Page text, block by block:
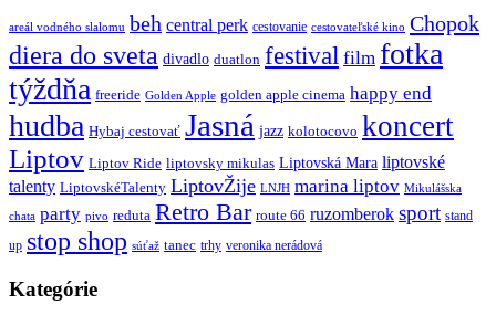
areál vodného slalomu beh central perk cestovanie cestovateľské kino Chopok
diera do sveta divadlo duatlon festival film fotka
týždňa freeride Golden Apple golden apple cinema happy end
hudba Hybaj cestovať Jasná jazz kolotocovo koncert
Liptov Liptov Ride liptovsky mikulas Liptovská Mara liptovské
talenty LiptovskéTalenty LiptovŽije LNJH marina liptov Mikulášska
chata party pivo reduta Retro Bar route 66 ruzomberok sport stand
up stop shop súťaž tanec trhy veronika nerádová
Kategórie